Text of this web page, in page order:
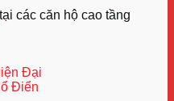
Đại
Điển
các căn hộ cao tầng